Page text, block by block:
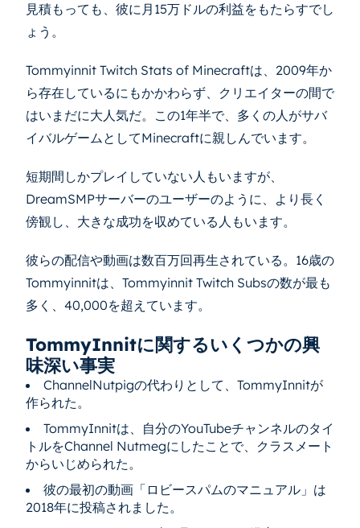
見積もっても、彼に月15万ドルの利益をもたらすでし
ょう。
Tommyinnit Twitch Stats of Minecraftは、2009年か
ら存在しているにもかかわらず、クリエイターの間で
はいまだに大人気だ。この1年半で、多くの人がサバ
イバルゲームとしてMinecraftに親しんでいます。
短期間しかプレイしていない人もいますが、
DreamSMPサーバーのユーザーのように、より長く
傍観し、大きな成功を収めている人もいます。
彼らの配信や動画は数百万回再生されている。16歳の
Tommyinnitは、Tommyinnit Twitch Subsの数が最も
多く、40,000を超えています。
TommyInnitに関するいくつかの興
味深い事実
ChannelNutpigの代わりとして、TommyInnitが
作られた。
TommyInnitは、自分のYouTubeチャンネルのタイ
トルをChannel Nutmegにしたことで、クラスメート
からいじめられた。
彼の最初の動画「ロビースパムのマニュアル」は
2018年に投稿されました。